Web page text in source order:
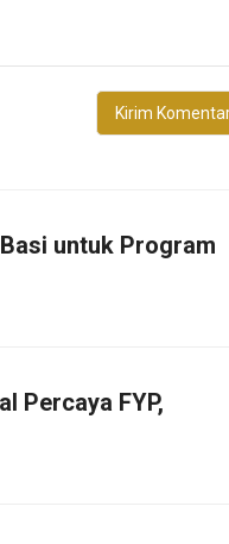
untuk Program
Percaya FYP,